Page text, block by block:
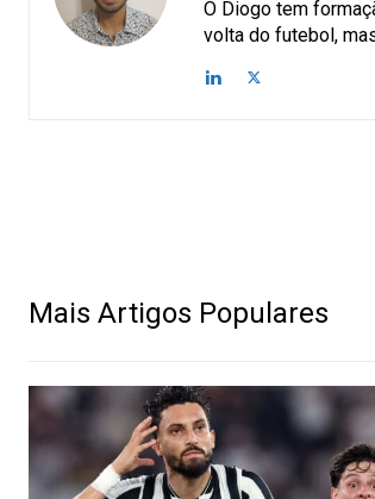
O Diogo tem
volta do futebol,
Mais Artigos Populares